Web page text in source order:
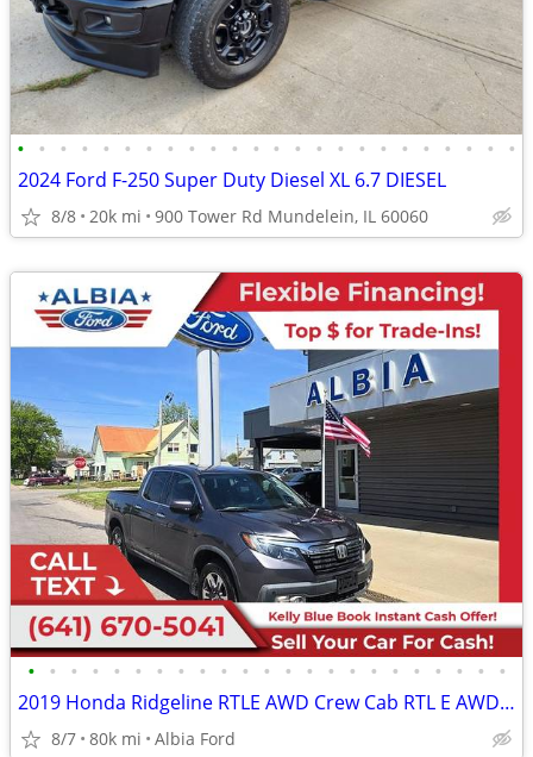
• • • • • • • • • • • • • • • • • • • • • • • •
2024 Ford F-250 Super Duty Diesel XL 6.7 DIESEL
8/8 20k mi 900 Tower Rd Mundelein, IL 60060
• • • • • • • • • • • • • • • • • • • • • • •
2019 Honda Ridgeline RTLE AWD Crew Cab RTL E AWD Crew Cab RTL-E AWD Cr
8/7 80k mi Albia Ford